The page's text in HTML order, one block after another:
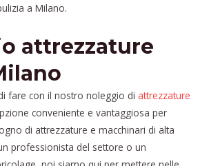
a Milano.
attrezzature
fare con il nostro noleggio di attrezzature
conveniente e vantaggiosa per
di attrezzature e macchinari di alta
professionista del settore o un